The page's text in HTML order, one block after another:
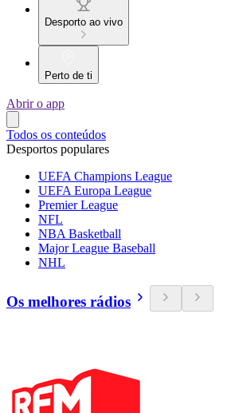
Desporto ao vivo
Perto de ti
Abrir o app
Todos os conteúdos
Desportos populares
UEFA Champions League
UEFA Europa League
Premier League
NFL
NBA Basketball
Major League Baseball
NHL
Os melhores rádios